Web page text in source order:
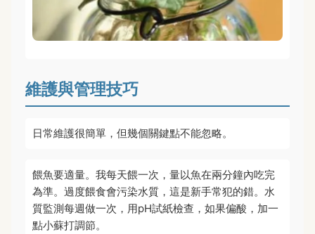
維護與管理技巧
日常維護很簡單，但幾個關鍵點不能忽略。
餵魚要適量。我每天餵一次，量以魚在兩分鐘內吃完
為準。過度餵食會污染水質，這是新手常犯的錯。水
質監測每週做一次，用pH試紙檢查，如果偏酸，加一
點小蘇打調節。